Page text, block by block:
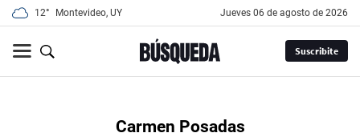
12° Montevideo, UY jueves 06 de agosto de 2026
Suscribite
Carmen Posadas